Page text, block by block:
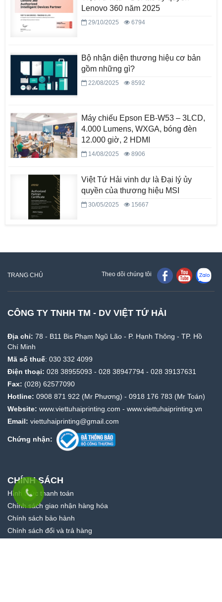
Lenovo 360 năm 2025
29/10/2025 6794
Bộ nhận diện thương hiệu cơ bản
gồm những gì?
22/08/2025 8592
Máy chiếu Epson EB-W53 – 3LCD,
4.000 Lumens, WXGA, bóng đèn
12.000 giờ, 2 HDMI
14/08/2025 8906
Việt Tứ Hải vinh dự là Đại lý ủy
quyền của thương hiệu MSI
30/05/2025 15667
TRANG CHỦ Theo dõi chúng tôi
CÔNG TY TNHH TM - DV VIỆT TỨ HẢI
Địa chỉ: 78 - B11 Bis Phạm Ngũ Lão - P. Hạnh Thông - TP. Hồ
Chí Minh
Mã số thuế: 030 332 4099
Điện thoại: 028 38955093 - 028 38947794 - 028 39137631
Fax: (028) 62577090
Hotline: 0908 871 922 (Mr Phương) - 0918 176 783 (Mr Toán)
Website: www.viettuhaiprinting.com - www.viettuhaiprinting.vn
Email: viettuhaiprinting@gmail.com
Chứng nhận:
CHÍNH SÁCH
Hình thức thanh toán
Chính sách giao nhận hàng hóa
Chính sách bảo hành
Chính sách đổi và trả hàng
Cảm ơnCÔNG TY NHÀ BẾN THÀNH- Đặt hàng thành công tại